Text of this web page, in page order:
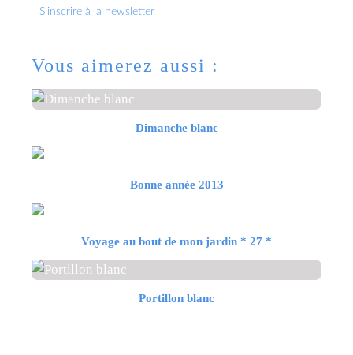
S'inscrire à la newsletter
Vous aimerez aussi :
Dimanche blanc
Bonne année 2013
Voyage au bout de mon jardin * 27 *
Portillon blanc